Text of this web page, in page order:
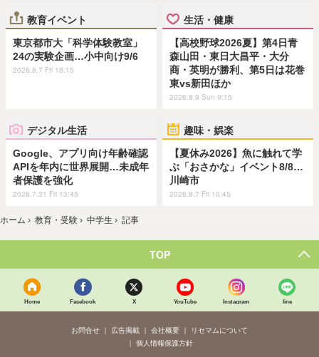
教育イベント
東京都市大「科学体験教室」
24の実験企画…小中向け9/6
2026.8.7 Fri 18:15
生活・健康
【高校野球2026夏】第4日青
森山田・東日大昌平・大分
商・英明が勝利、第5日は花巻
東vs新田ほか
2026.8.9 Sun 9:15
デジタル生活
Google、アプリ向け年齢確認
APIを年内に世界展開…未成年
者保護を強化
2026.7.31 Fri 13:45
趣味・娯楽
【夏休み2026】魚に触れて学
ぶ「おさかな」イベント8/8…
川崎市
2026.8.7 Fri 10:45
ホーム › 教育・受験 › 中学生 › 記事
TOP
Home Facebook X YouTube Instagram line
お問合せ 広告掲載 会社概要
リセマムについて
個人情報保護方針